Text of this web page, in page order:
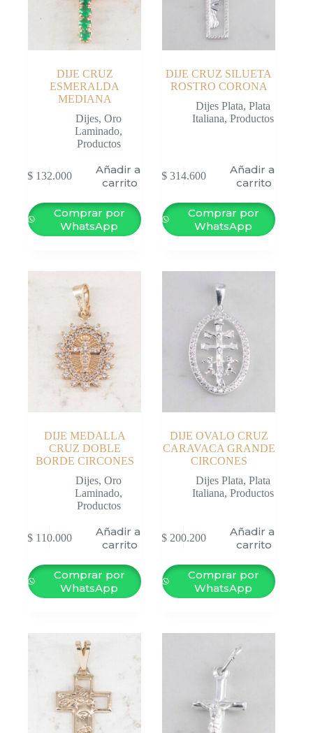
DIJE CRUZ
ESMERALDA
MEDIANA
Dijes,Oro
Laminado,
Productos
$132.000
Añadir al
carrito
Comprar por
WhatsApp
DIJE CRUZ SILUETA
ROSTRO CORONA
Dijes Plata, Plata
Italiana, Productos
$314.600
Añadir al
carrito
Comprar por
WhatsApp
DIJE MEDALLA
CRUZ DOBLE
BORDE CIRCONES
Dijes,Oro
Laminado,
Productos
$110.000
Añadir al
carrito
Comprar por
WhatsApp
DIJE OVALO CRUZ
CARAVACA GRANDE
CIRCONES
Dijes Plata, Plata
Italiana, Productos
$200.200
Añadir al
carrito
Comprar por
WhatsApp